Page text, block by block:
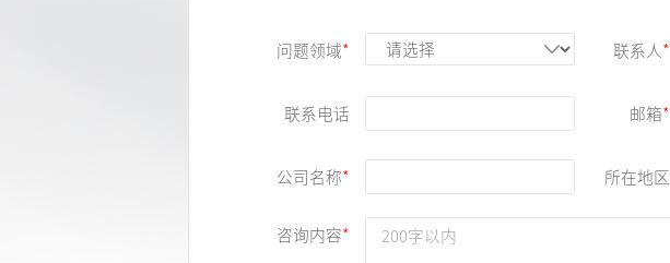
问题领域 联系人
联系电话 邮箱
公司名称 所在地区
咨询内容